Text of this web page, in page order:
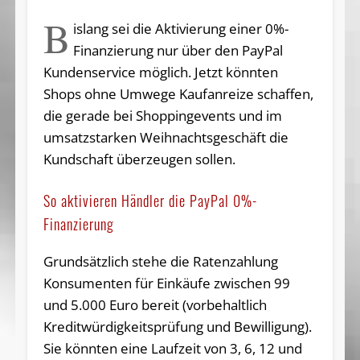
B islang sei die Aktivierung einer 0%-
Finanzierung nur über den PayPal
Kundenservice möglich. Jetzt könnten
Shops ohne Umwege Kaufanreize schaffen,
die gerade bei Shoppingevents und im
umsatzstarken Weihnachtsgeschäft die
Kundschaft überzeugen sollen.
So aktivieren Händler die PayPal 0%-
Finanzierung
Grundsätzlich stehe die Ratenzahlung
Konsumenten für Einkäufe zwischen 99
und 5.000 Euro bereit (vorbehaltlich
Kreditwürdigkeitsprüfung und Bewilligung).
Sie könnten eine Laufzeit von 3, 6, 12 und